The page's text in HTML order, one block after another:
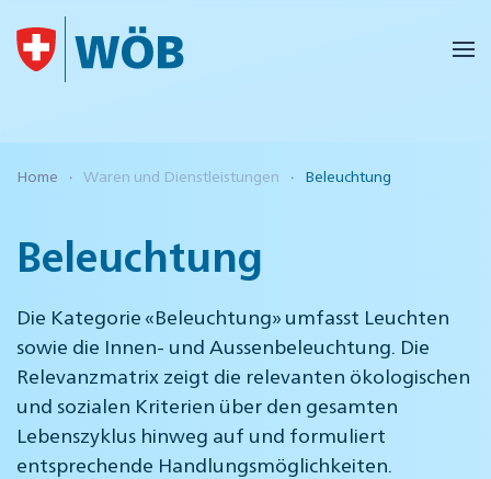
Skip to main content
Home Waren und Dienstleistungen Beleuchtung
Beleuchtung
Die Kategorie «Beleuchtung» umfasst Leuchten
sowie die Innen- und Aussenbeleuchtung. Die
Relevanzmatrix zeigt die relevanten ökologischen
und sozialen Kriterien über den gesamten
Lebenszyklus hinweg auf und formuliert
entsprechende Handlungsmöglichkeiten.